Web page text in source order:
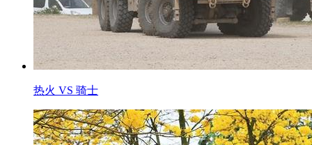
热火 VS 骑士